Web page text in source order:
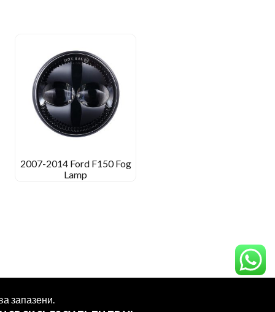
2007-2014 Ford F150 Fog
Lamp
запазени.